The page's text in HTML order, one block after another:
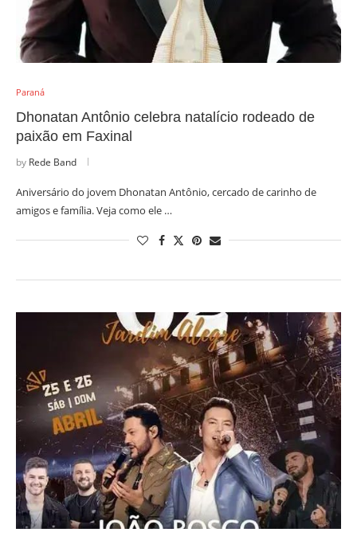
Paraná
Dhonatan Antônio celebra natalício rodeado de
paixão em Faxinal
by Rede Band
Aniversário do jovem Dhonatan Antônio, cercado de carinho de
amigos e família. Veja como ele …